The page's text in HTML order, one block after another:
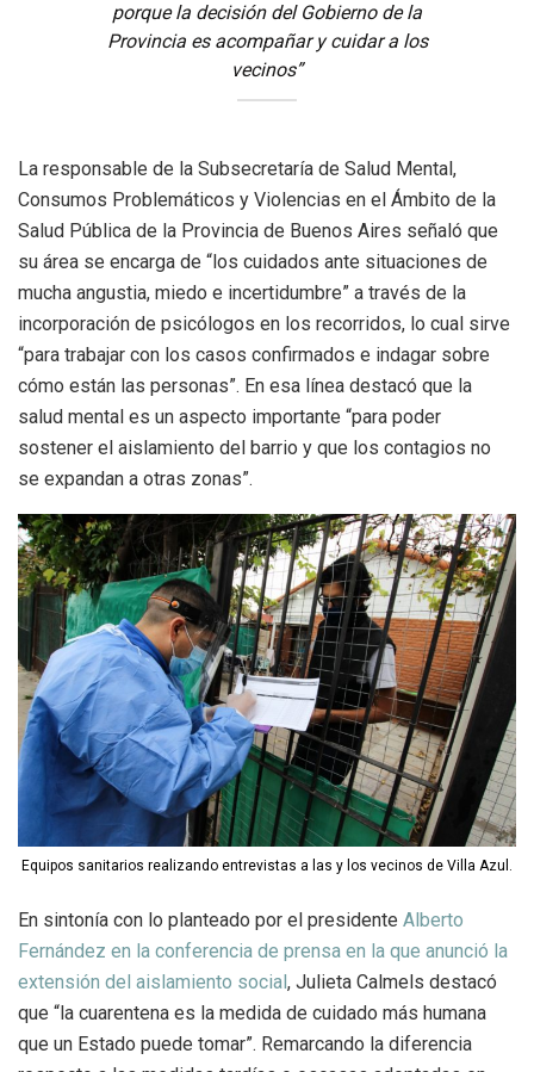
porque la decisión del Gobierno de la
Provincia es acompañar y cuidar a los
vecinos”
La responsable de la Subsecretaría de Salud Mental,
Consumos Problemáticos y Violencias en el Ámbito de la
Salud Pública de la Provincia de Buenos Aires señaló que
su área se encarga de “los cuidados ante situaciones de
mucha angustia, miedo e incertidumbre” a través de la
incorporación de psicólogos en los recorridos, lo cual sirve
“para trabajar con los casos confirmados e indagar sobre
cómo están las personas”. En esa línea destacó que la
salud mental es un aspecto importante “para poder
sostener el aislamiento del barrio y que los contagios no
se expandan a otras zonas”.
Equipos sanitarios realizando entrevistas a las y los vecinos de Villa Azul.
En sintonía con lo planteado por el presidente Alberto
Fernández en la conferencia de prensa en la que anunció la
extensión del aislamiento social, Julieta Calmels destacó
que “la cuarentena es la medida de cuidado más humana
que un Estado puede tomar”. Remarcando la diferencia